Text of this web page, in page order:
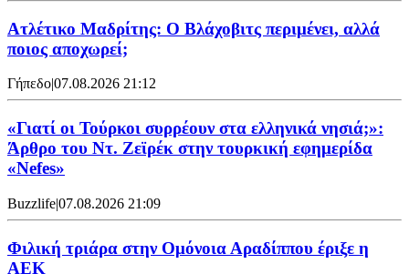
Ατλέτικο Μαδρίτης: Ο Βλάχοβιτς περιμένει, αλλά
ποιος αποχωρεί;
Γήπεδο|07.08.2026 21:12
«Γιατί οι Τούρκοι συρρέουν στα ελληνικά νησιά;»:
Άρθρο του Ντ. Ζεϊρέκ στην τουρκική εφημερίδα
«Nefes»
Buzzlife|07.08.2026 21:09
Φιλική τριάρα στην Ομόνοια Αραδίππου έριξε η
ΑΕΚ